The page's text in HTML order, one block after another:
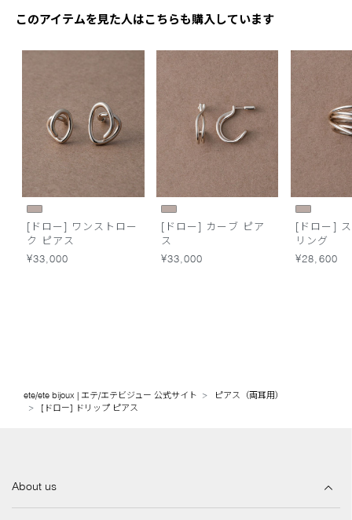
このアイテムを見た人はこちらも購入しています
[ドロー] ワンストロー
ク ピアス
¥33,000
[ドロー] カーブ ピア
ス
¥33,000
[ドロー]
リング
¥28,600
ete/ete bijoux | エテ/エテビジュー 公式サイト
ピアス（両耳用）
[ドロー] ドリップ ピアス
About us